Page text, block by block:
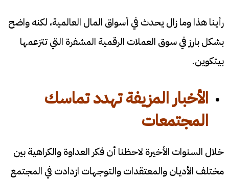
رأينا هذا وما زال يحدث في أسواق المال العالمية، لكنه واضح
بشكل بارز في سوق العملات الرقمية المشفرة التي تتزعمها
بيتكوين.
الأخبار المزيفة تهدد تماسك
المجتمعات
خلال السنوات الأخيرة لاحظنا أن فكر العداوة والكراهية بين
مختلف الأديان والمعتقدات والتوجهات ازدادت في المجتمع